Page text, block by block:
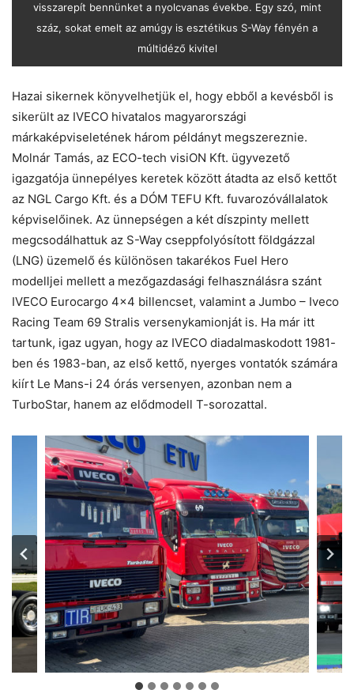
visszarepít bennünket a nyolcvanas évekbe. Egy szó, mint
száz, sokat emelt az amúgy is esztétikus S-Way fényén a
múltidéző kivitel
Hazai sikernek könyvelhetjük el, hogy ebből a kevésből is
sikerült az IVECO hivatalos magyarországi
márkaképviseletének három példányt megszereznie.
Molnár Tamás, az ECO-tech visiON Kft. ügyvezető
igazgatója ünnepélyes keretek között átadta az első kettőt
az NGL Cargo Kft. és a DÓM TEFU Kft. fuvarozóvállalatok
képviselőinek. Az ünnepségen a két díszpinty mellett
megcsodálhattuk az S-Way cseppfolyósított földgázzal
(LNG) üzemelő és különösen takarékos Fuel Hero
modelljei mellett a mezőgazdasági felhasználásra szánt
IVECO Eurocargo 4×4 billencset, valamint a Jumbo – Iveco
Racing Team 69 Stralis versenykamionját is. Ha már itt
tartunk, igaz ugyan, hogy az IVECO diadalmaskodott 1981-
ben és 1983-ban, az első kettő, nyerges vontatók számára
kiírt Le Mans-i 24 órás versenyen, azonban nem a
TurboStar, hanem az elődmodell T-sorozattal.